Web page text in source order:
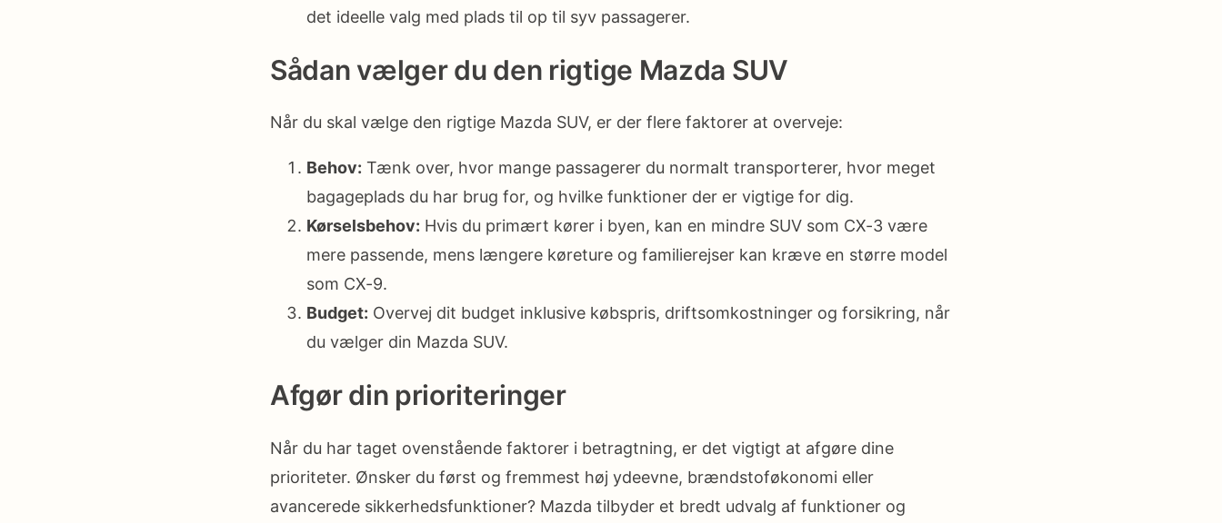
det ideelle valg med plads til op til syv passagerer.
Sådan vælger du den rigtige Mazda SUV
Når du skal vælge den rigtige Mazda SUV, er der flere faktorer at overveje:
Behov: Tænk over, hvor mange passagerer du normalt transporterer, hvor meget
bagageplads du har brug for, og hvilke funktioner der er vigtige for dig.
Kørselsbehov: Hvis du primært kører i byen, kan en mindre SUV som CX-3 være
mere passende, mens længere køreture og familierejser kan kræve en større model
som CX-9.
Budget: Overvej dit budget inklusive købspris, driftsomkostninger og forsikring, når
du vælger din Mazda SUV.
Afgør din prioriteringer
Når du har taget ovenstående faktorer i betragtning, er det vigtigt at afgøre dine
prioriteter. Ønsker du først og fremmest høj ydeevne, brændstoføkonomi eller
avancerede sikkerhedsfunktioner? Mazda tilbyder et bredt udvalg af funktioner og